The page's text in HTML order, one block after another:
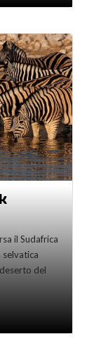
il Sudafrica
selvatica
del